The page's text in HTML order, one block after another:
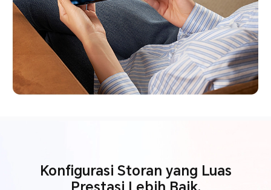
Konfigurasi Storan yang Luas
Prestasi Lebih Baik,